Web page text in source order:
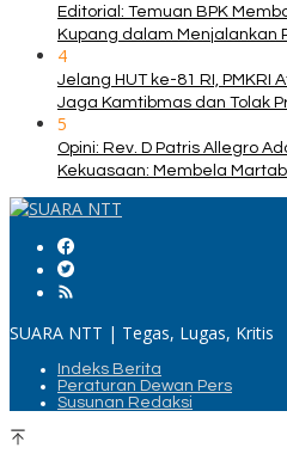
Editorial: Temuan BPK
Kupang dalam Menjalankan
4
Jelang HUT ke-81 RI, PMKRI
Jaga Kamtibmas dan Tolak
5
Opini: Rev. D Patris Allegro
Kekuasaan: Membela
SUARA NTT | Tegas, Lugas, Kritis
Indeks Berita
Peraturan Dewan Pers
Susunan Redaksi